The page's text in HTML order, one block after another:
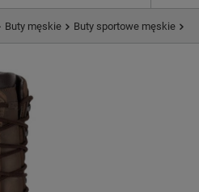
Buty męskie Buty sportowe męskie